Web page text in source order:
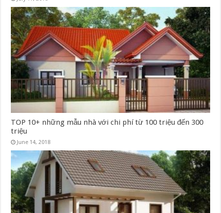
TOP 10+ những mẫu nhà với chi phí từ 100 triệu đến 300
triệu
June 14, 2018